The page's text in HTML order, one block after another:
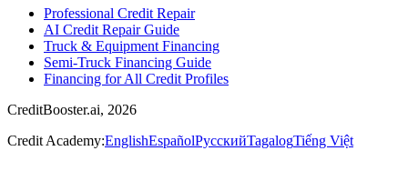
Professional Credit Repair
AI Credit Repair Guide
Truck & Equipment Financing
Semi-Truck Financing Guide
Financing for All Credit Profiles
CreditBooster.ai, 2026
Credit Academy:EnglishEspañolРусскийTagalogTiếng Việt